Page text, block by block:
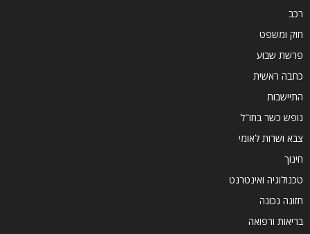
רכב
חוק ומשפט
פרשת שבוע
כתבה ראשית
התיישבות
נופש כשר בחו"ל
צבא ושרות לאומי
חינוך
טכנולוגיה ואינטרנט
תזונה נכונה
בריאות ורפואה